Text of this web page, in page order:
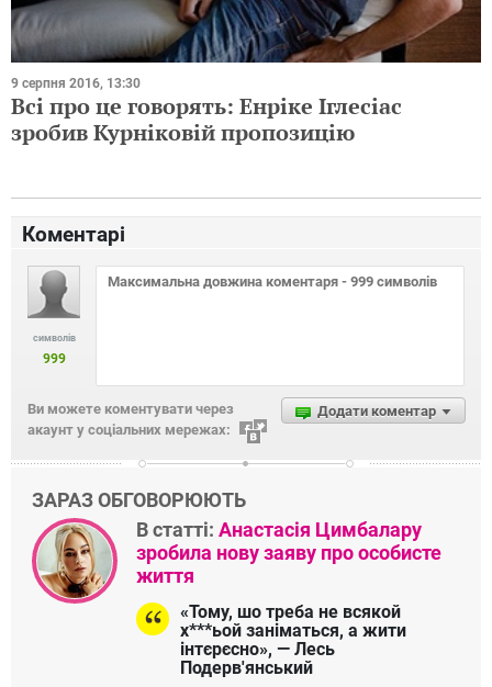
9 серпня 2016, 13:30
Всі про це говорять: Енріке Іглесіас
зробив Курніковій пропозицію
Коментарі
символів
999
Додати коментар
Ви можете коментувати через
акаунт у соціальних мережах:
ЗАРАЗ ОБГОВОРЮЮТЬ
В статті: Анастасія Цимбалару
зробила нову заяву про особисте
життя
«Тому, шо треба не всякой
х***ьой заніматься, а жити
інтєрєсно», — Лесь
Подерв'янський